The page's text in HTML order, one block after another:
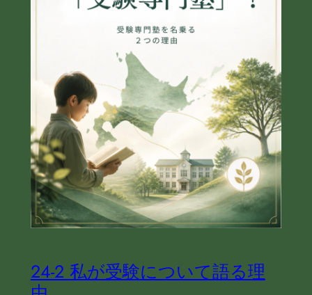
24‐2 私が受験について語る理